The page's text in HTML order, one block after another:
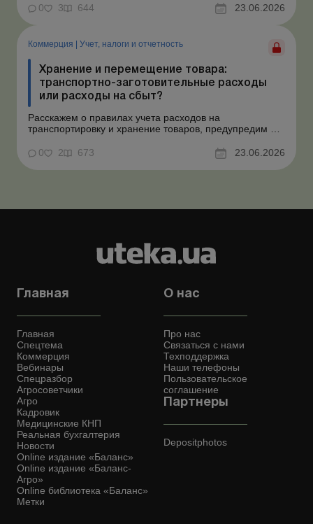
рекомендации, как минимизировать налоговые риски.
Проблемные расходы: налоговые риски и судебная
практика Понимаем ваши волнения в связи с
ошибочным несоздан...
0 3 644 23.06.2026
Коммерция Учет, налоги и отчетность
Хранение и перемещение товара:
транспортно-заготовительные расходы
или расходы на сбыт?
Расскажем о правилах учета расходов на
транспортировку и хранение товаров, предупредим о
нормативное обоснование. Проблемные расходы:
налоговые риски и судебная практика Казалось бы, в
этом вопросе неоднозначности быть не может. Но, как
0 2 673 23.06.2026
Главная
Главная
Спецтема
Коммерция
Вебинары
Спецразбор
Агросоветчики
Агро
Кадровик
Медицинские КНП
Реальная бухгалтерия
Новости
Online издание «Баланс»
Online издание «Баланс-
Агро»
Online библиотека «Баланс»
Метки
О нас
Про нас
Связаться с нами
Техподдержка
Наши телефоны
Пользовательское
соглашение
Партнеры
Depositphotos